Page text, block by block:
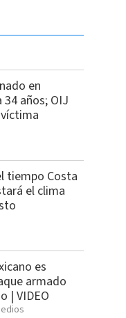
en
años; OIJ
tiempo Costa
el clima
es
armado
| VIDEO